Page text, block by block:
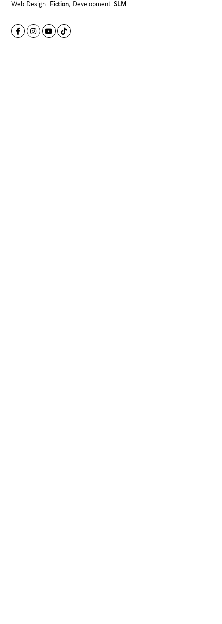
Web Design: Fiction, Development: SLM